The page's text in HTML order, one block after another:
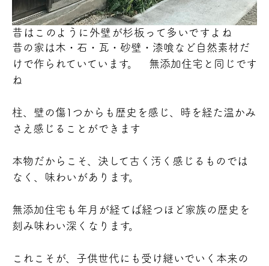
昔はこのように外壁が杉板って多いですよね
昔の家は木・石・瓦・砂壁・漆喰など自然素材だ
けで作られていています。 無添加住宅と同じです
ね
柱、壁の傷1つからも歴史を感じ、時を経た温かみ
さえ感じることができます
本物だからこそ、決して古く汚く感じるものでは
なく、味わいがあります。
無添加住宅も年月が経てば経つほど家族の歴史を
刻み味わい深くなります。
これこそが、子供世代にも受け継いでいく本来の